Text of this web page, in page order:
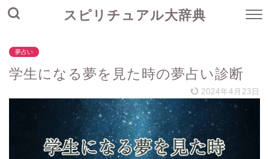
スピリチュアル大辞典
夢占い
学生になる夢を見た時の夢占い診断
2024年4月23日